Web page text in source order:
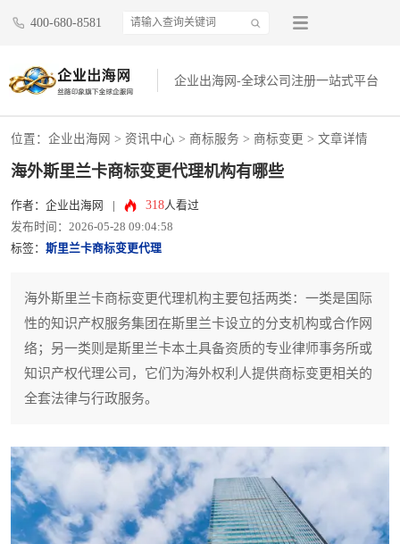
400-680-8581
企业出海网-全球公司注册一站式平台
位置： 企业出海网 > 资讯中心 > 商标服务 > 商标变更 > 文章详情
海外斯里兰卡商标变更代理机构有哪些
作者：企业出海网 318人看过
发布时间：2026-05-28 09:04:58
标签： 斯里兰卡商标变更代理
海外斯里兰卡商标变更代理机构主要包括两类：一类是国际
性的知识产权服务集团在斯里兰卡设立的分支机构或合作网
络；另一类则是斯里兰卡本土具备资质的专业律师事务所或
知识产权代理公司，它们为海外权利人提供商标变更相关的
全套法律与行政服务。